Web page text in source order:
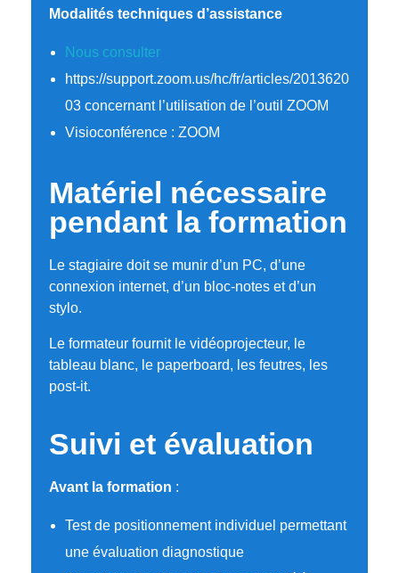
Modalités techniques d’assistance
Nous consulter
https://support.zoom.us/hc/fr/articles/2013620
03 concernant l’utilisation de l’outil ZOOM
Visioconférence : ZOOM
Matériel nécessaire
pendant la formation
Le stagiaire doit se munir d’un PC, d’une
connexion internet, d’un bloc-notes et d’un
stylo.
Le formateur fournit le vidéoprojecteur, le
tableau blanc, le paperboard, les feutres, les
post-it.
Suivi et évaluation
Avant la formation :
Test de positionnement individuel permettant
une évaluation diagnostique